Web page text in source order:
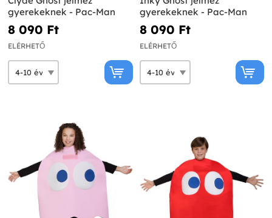
gyerekeknek - Pac-Man
8 090 Ft‎
ELÉRHETŐ
gyerekeknek - Pac-Man
8 090 Ft‎
ELÉRHETŐ